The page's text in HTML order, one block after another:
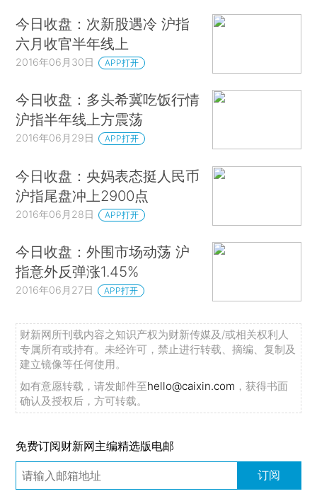
今日收盘：次新股遇冷 沪指
六月收官半年线上
2016年06月30日 APP打开
今日收盘：多头希冀吃饭行情
沪指半年线上方震荡
2016年06月29日 APP打开
今日收盘：央妈表态挺人民币
沪指尾盘冲上2900点
2016年06月28日 APP打开
今日收盘：外围市场动荡 沪
指意外反弹涨1.45%
2016年06月27日 APP打开
财新网所刊载内容之知识产权为财新传媒及/或相关权利人
专属所有或持有。未经许可，禁止进行转载、摘编、复制及
建立镜像等任何使用。
如有意愿转载，请发邮件至hello@caixin.com ，获得书面
确认及授权后，方可转载。
免费订阅财新网主编精选版电邮
订阅